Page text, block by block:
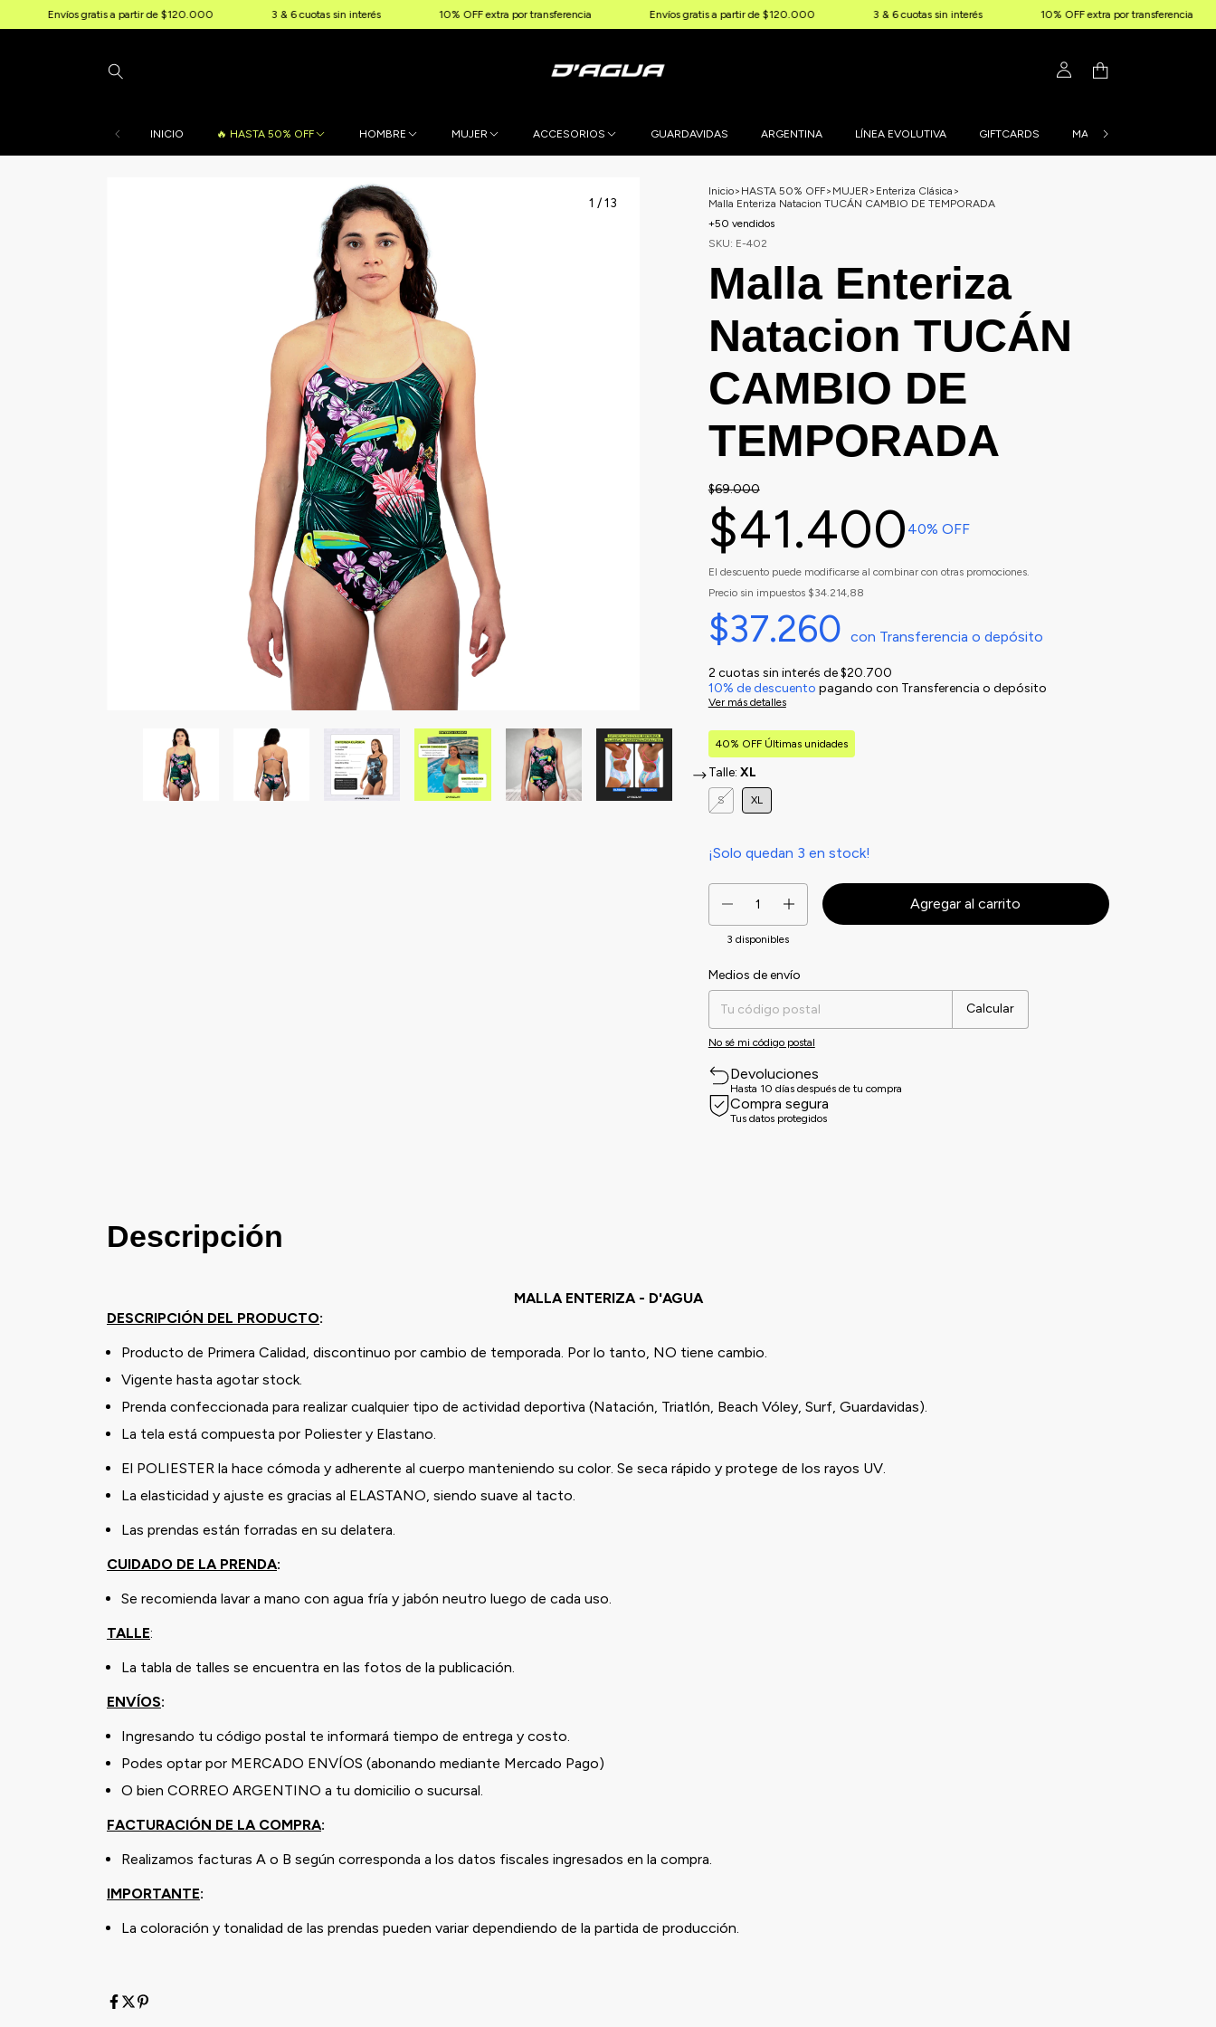
a partir de $120.000 3 & 6 cuotas sin interés 10% OFF extra por transferencia Envíos gratis a partir de $120.000 3 & 6 cuotas sin interés 10% OFF extra por transferencia Envíos
INICIO 🔥 HASTA 50% OFF HOMBRE MUJER ACCESORIOS GUARDAVIDAS ARGENTINA LÍNEA EVOLUTIVA GIFTCARDS MALLAS PERSONALIZADAS
1 /13
Inicio> HASTA 50% OFF> MUJER > Enteriza Clásica >
Malla Enteriza Natacion TUCÁN CAMBIO DE TEMPORADA
+50 vendidos
SKU: E-402
Malla Enteriza
Natacion TUCÁN
CAMBIO DE
TEMPORADA
$69.000
$41.400 40% OFF
El descuento puede modificarse al combinar con otras promociones.
Precio sin impuestos $34.214,88
$37.260 con Transferencia o depósito
2 cuotas sin interés de$20.700
10% de descuento pagando con Transferencia o depósito
Ver más detalles
40% OFF Últimas unidades
Talle: XL
S XL
¡Solo quedan 3 en stock!
3 disponibles
Entregas para el CP:
Medios de envío
Calcular
No sé mi código postal
Devoluciones
Hasta 10 días después de tu compra
Compra segura
Tus datos protegidos
Descripción
MALLA ENTERIZA - D'AGUA
DESCRIPCIÓN DEL PRODUCTO:
Producto de Primera Calidad, discontinuo por cambio de temporada. Por lo tanto, NO tiene cambio.
Vigente hasta agotar stock.
Prenda confeccionada para realizar cualquier tipo de actividad deportiva (Natación, Triatlón, Beach Vóley, Surf, Guardavidas).
La tela está compuesta por Poliester y Elastano.
El POLIESTER la hace cómoda y adherente al cuerpo manteniendo su color. Se seca rápido y protege de los rayos UV.
La elasticidad y ajuste es gracias al ELASTANO, siendo suave al tacto.
Las prendas están forradas en su delatera.
CUIDADO DE LA PRENDA:
Se recomienda lavar a mano con agua fría y jabón neutro luego de cada uso.
TALLE:
La tabla de talles se encuentra en las fotos de la publicación.
ENVÍOS:
Ingresando tu código postal te informará tiempo de entrega y costo.
Podes optar por MERCADO ENVÍOS (abonando mediante Mercado Pago)
O bien CORREO ARGENTINO a tu domicilio o sucursal.
FACTURACIÓN DE LA COMPRA:
Realizamos facturas A o B según corresponda a los datos fiscales ingresados en la compra.
IMPORTANTE:
La coloración y tonalidad de las prendas pueden variar dependiendo de la partida de producción.